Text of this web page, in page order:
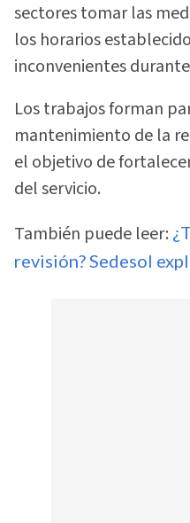
sectores tomar las
los horarios
inconvenientes
Los trabajos forman
mantenimiento de la
el objetivo de
del servicio.
También puede leer:
revisión? Sedesol